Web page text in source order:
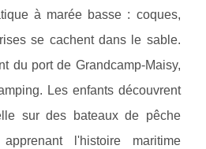
à marée basse : coques,
se cachent dans le sable.
du port de Grandcamp-Maisy,
Les enfants découvrent
sur des bateaux de pêche
l'histoire maritime